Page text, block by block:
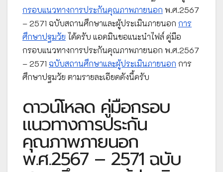
กรอบแนวทางการประกันคุณภาพภายนอก พ.ศ.2567
– 2571 ฉบับสถานศึกษาและผู้ประเมินภายนอก การ
ศึกษาปฐมวัย ได้ครับ แอดมินขอแนะนำไฟล์ คู่มือ
กรอบแนวทางการประกันคุณภาพภายนอก พ.ศ.2567
– 2571 ฉบับสถานศึกษาและผู้ประเมินภายนอก การ
ศึกษาปฐมวัย ตามรายละเอียดดังนี้ครับ
ดาวน์โหลด คู่มือกรอบ
แนวทางการประกัน
คุณภาพภายนอก
พ.ศ.2567 – 2571 ฉบับ